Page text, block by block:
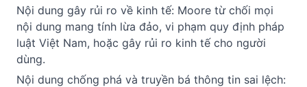
Nội dung gây rủi ro về kinh tế: Moore từ chối mọi
nội dung mang tính lừa đảo, vi phạm quy định pháp
luật Việt Nam, hoặc gây rủi ro kinh tế cho người
dùng.
Nội dung chống phá và truyền bá thông tin sai lệch: